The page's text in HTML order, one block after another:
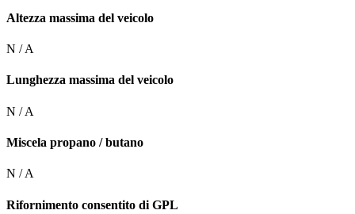
Altezza massima del veicolo
N / A
Lunghezza massima del veicolo
N / A
Miscela propano / butano
N / A
Rifornimento consentito di GPL